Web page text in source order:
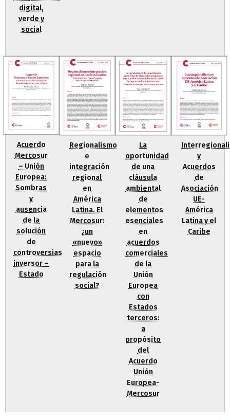
digital,
verde y
social
Acuerdo
Mercosur
– Unión
Europea:
Sombras
y
ausencia
de la
solución
de
controversias
inversor –
Estado
Regionalismo
e
integración
regional
en
América
Latina. El
Mercosur:
¿un
«nuevo»
espacio
para la
regulación
social?
La
oportunidad
de una
cláusula
ambiental
de
elementos
esenciales
en
acuerdos
comerciales
de la
Unión
Europea
con
Estados
terceros:
a
propósito
del
Acuerdo
Unión
Europea-
Mercosur
y
Acuerdos
de
Asociación
UE-
América
Latina y el
Caribe